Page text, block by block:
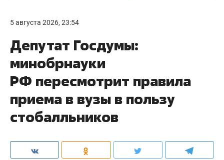
5 августа 2026, 23:54
Депутат Госдумы:
минобрнауки
РФ пересмотрит правила
приема в вузы в пользу
стобалльников